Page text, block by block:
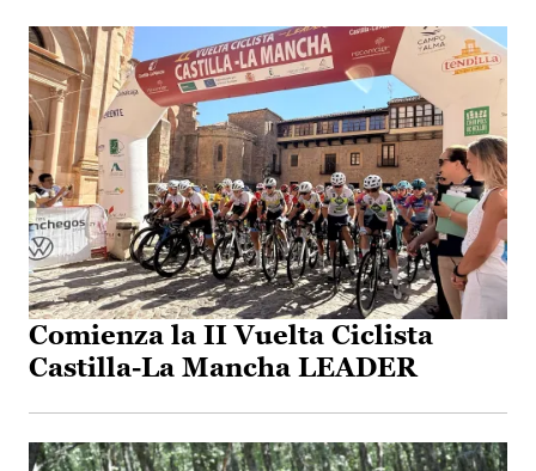
Comienza la II Vuelta Ciclista
Castilla-La Mancha LEADER